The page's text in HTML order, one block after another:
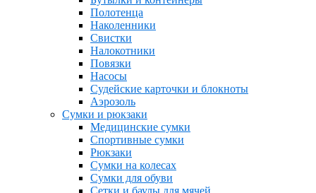
Полотенца
Наколенники
Свистки
Налокотники
Повязки
Насосы
Судейские карточки и блокноты
Аэрозоль
Сумки и рюкзаки
Медицинские сумки
Спортивные сумки
Рюкзаки
Сумки на колесах
Сумки для обуви
Сетки и баулы для мячей